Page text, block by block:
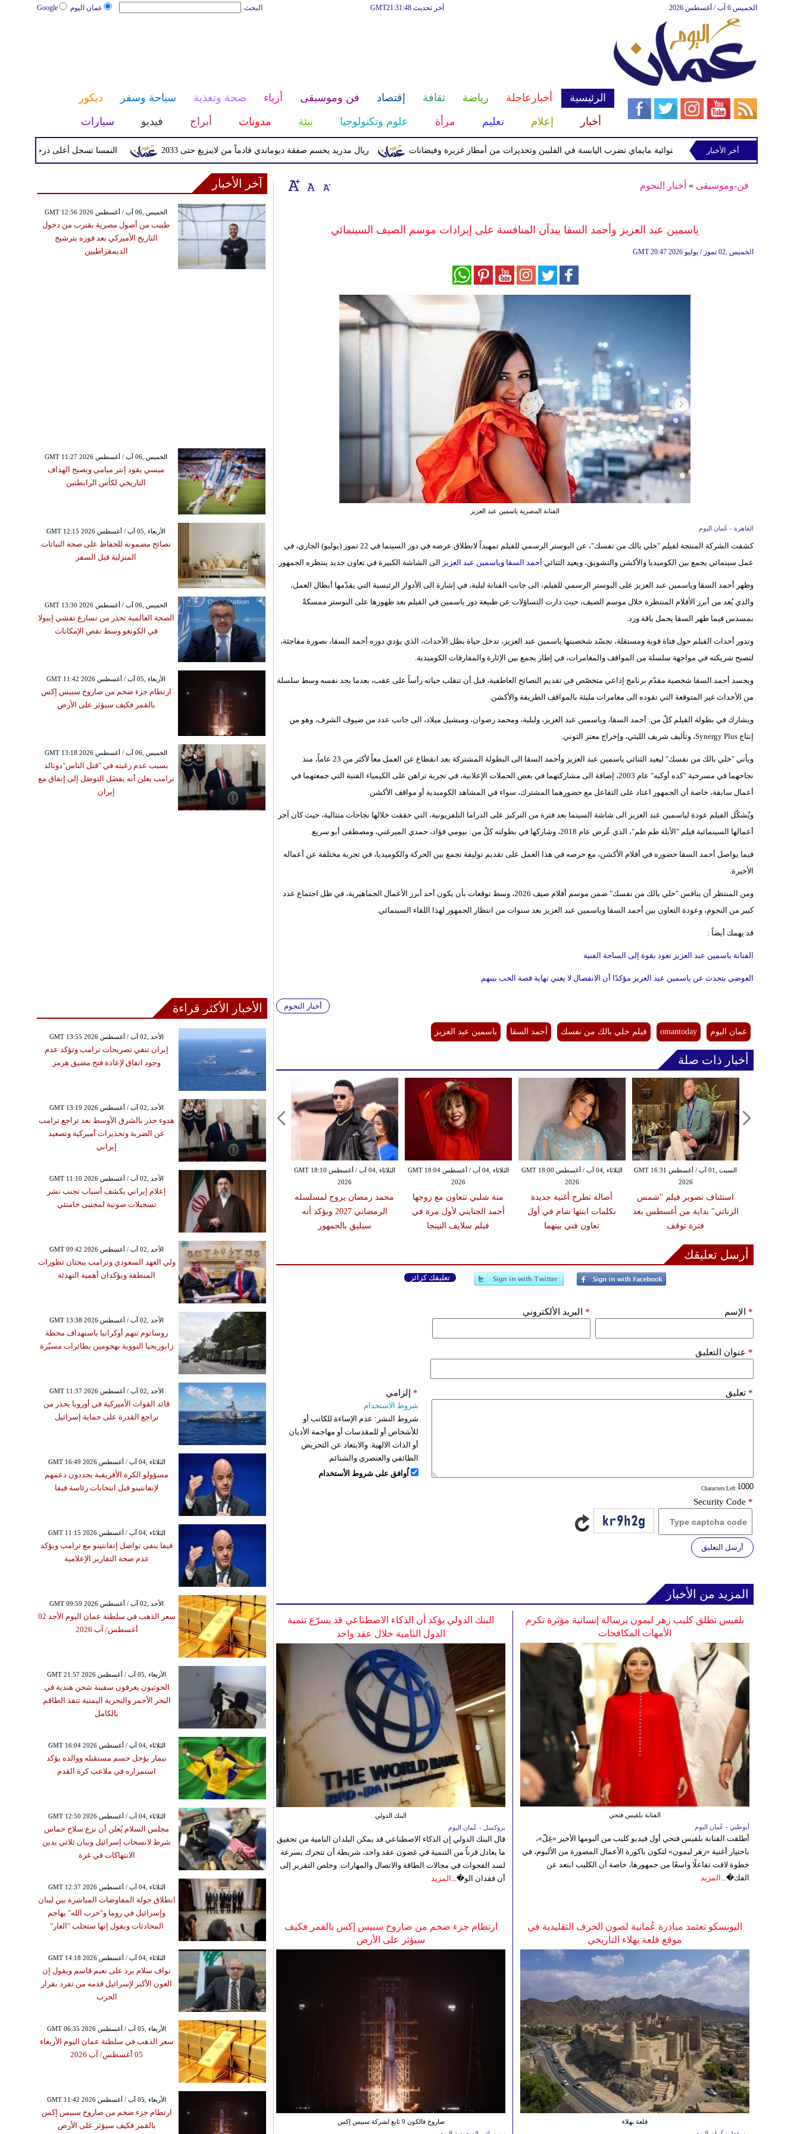
عمان اليوم Google البحث آخر تحديث GMT21:31:48 الخميس 6 آب / أغسطس 2026
الرئيسية أخبارعاجلة رياضة ثقافة إقتصاد فن وموسيقى أزياء صحة وتغذية سياحة وسفر
ديكور
أخبار
إعلام تعليم مرأة علوم وتكنولوجيا بيئة مدونات أبراج فيديو سيارات
النمسا تسجل أعلى درجة حرارة في تاريخها مع ريال مدريد يحسم صفقة ديوماندي قادماً من لايبزيغ حتى 2033 العاصفة الاستوائية مايماي تضرب اليابسة في الفلبين وتحذيرات من أمطار غزيرة وفيضانات
أخر الأخبار
فن-وموسيقى » أخبار النجوم
ياسمين عبد العزيز وأحمد السقا يبدآن المنافسة على إيرادات موسم الصيف السينمائي
GMT 20:47 2026 الخميس ,02 تموز / يوليو
الفنانة المصرية ياسمين عبد العزيز
القاهرة - عُمان اليوم
كشفت الشركة المنتجة لفيلم "خلي بالك من نفسك"، عن البوستر الرسمي للفيلم تمهيداً لانطلاق عرضه في دور السينما في 22 تموز (يوليو) الجاري، في
عمل سينمائي يجمع بين الكوميديا والأكشن والتشويق، ويعيد الثنائي أحمد السقا وياسمين عبد العزيز الى الشاشة الكبيرة في تعاون جديد ينتظره الجمهور.
وظهر أحمد السقا وياسمين عبد العزيز على البوستر الرسمي للفيلم، الى جانب الفنانة لبلبة، في إشارة الى الأدوار الرئيسية التي يقدّمها أبطال العمل،
والذي يُعد من أبرز الأفلام المنتظرة خلال موسم الصيف، حيث دارت التساؤلات عن طبيعة دور ياسمين في الفيلم بعد ظهورها على البوستر ممسكةً
بمسدس فيما ظهر السقا يحمل باقة ورد.
وتدور أحداث الفيلم حول فتاة قوية ومستقلة، تجسّد شخصيتها ياسمين عبد العزيز، تدخل حياة بطل الأحداث، الذي يؤدي دوره أحمد السقا، بصورة مفاجئة،
لتصبح شريكته في مواجهة سلسلة من المواقف والمغامرات، في إطار يجمع بين الإثارة والمفارقات الكوميدية.
ويجسد أحمد السقا شخصية مقدّم برنامج إذاعي متخصّص في تقديم النصائح العاطفية، قبل أن تنقلب حياته رأساً على عقب، بعدما يجد نفسه وسط سلسلة
من الأحداث غير المتوقعة التي تقوده الى مغامرات مليئة بالمواقف الطريفة والأكشن.
ويشارك في بطولة الفيلم كلٌ من: أحمد السقا، وياسمين عبد العزيز، ولبلبة، ومحمد رضوان، وميشيل ميلاد، الى جانب عدد من ضيوف الشرف، وهو من
إنتاج Synergy Plus، وتأليف شريف الليثي، وإخراج معتز التوني.
ويأتي "خلي بالك من نفسك" ليعيد الثنائي ياسمين عبد العزيز وأحمد السقا الى البطولة المشتركة بعد انقطاع عن العمل معاً لأكثر من 23 عاماً، منذ
نجاحهما في مسرحية "كده أوكيه" عام 2003، إضافة الى مشاركتهما في بعض الحملات الإعلانية، في تجربة تراهن على الكيمياء الفنية التي جمعتهما في
أعمال سابقة، خاصة أن الجمهور اعتاد على التفاعل مع حضورهما المشترك، سواء في المشاهد الكوميدية أو مواقف الأكشن.
ويُشكّل الفيلم عودة لياسمين عبد العزيز الى شاشة السينما بعد فترة من التركيز على الدراما التلفزيونية، التي حققت خلالها نجاحات متتالية، حيث كان آخر
أعمالها السينمائية فيلم "الأبلة طم طم"، الذي عُرض عام 2018، وشاركها في بطولته كلٌ من: بيومي فؤاد، حمدي الميرغني، ومصطفى أبو سريع.
فيما يواصل أحمد السقا حضوره في أفلام الأكشن، مع حرصه في هذا العمل على تقديم توليفة تجمع بين الحركة والكوميديا، في تجربة مختلفة عن أعماله
الأخيرة.
ومن المنتظر أن ينافس "خلي بالك من نفسك" ضمن موسم أفلام صيف 2026، وسط توقعات بأن يكون أحد أبرز الأعمال الجماهيرية، في ظل اجتماع عدد
كبير من النجوم، وعودة التعاون بين أحمد السقا وياسمين عبد العزيز بعد سنوات من انتظار الجمهور لهذا اللقاء السينمائي.
قد يهمك أيضاً :
الفنانة ياسمين عبد العزيز تعود بقوة إلى الساحة الفنية
العوضي يتحدث عن ياسمين عبد العزيز مؤكدًا أن الانفصال لا يعني نهاية قصة الحب بينهم
أخبار النجوم
عمان اليوم omantoday فيلم خلي بالك من نفسك أحمد السقا ياسمين عبد العزيز
أخبار ذات صلة
الثلاثاء ,04 آب / أغسطس GMT 18:10
2026
محمد رمضان يروج لمسلسله
الرمضاني 2027 ويؤكد أنه
سيليق بالجمهور
الثلاثاء ,04 آب / أغسطس GMT 18:04
2026
منة شلبي تتعاون مع زوجها
أحمد الجنايني لأول مرة في
فيلم سلايف النينجا
الثلاثاء ,04 آب / أغسطس GMT 18:00
2026
أصالة تطرح أغنية جديدة
بكلمات ابنتها شام في أول
تعاون فني بينهما
السبت ,01 آب / أغسطس GMT 16:31
2026
استئناف تصوير فيلم "شمس
الزناتي" بداية من أغسطس بعد
فترة توقف
أرسل تعليقك
تعليقك كزائر
الإسم * البريد الألكتروني *
عنوان التعليق *
تعليق *
: Characters Left
إلزامي *
شروط الاستخدام
شروط النشر: عدم الإساءة للكاتب أو
للأشخاص أو للمقدسات أو مهاجمة الأديان
أو الذات الالهية. والابتعاد عن التحريض
الطائفي والعنصري والشتائم.
اُوافق على شروط الأستخدام
Security Code *
أرسل التعليق
المزيد من الأخبار
البنك الدولي يؤكد أن الذكاء الاصطناعي قد يسرّع تنمية
الدول النامية خلال عقد واحد
البنك الدولي
بروكسل - عُمان اليوم
قال البنك الدولي إن الذكاء الاصطناعي قد يمكن البلدان النامية من تحقيق
ما يعادل قرناً من التنمية في غضون عقد واحد، شريطة أن تتحرك بسرعة
لسد الفجوات في مجالات الطاقة والاتصال والمهارات. وخلص التقرير إلى
أن فقدان الو�... المزيد
بلقيس تطلق كليب زهر ليمون برسالة إنسانية مؤثرة تكرم
الأمهات المكافحات
الفنانة بلقيس فتحي
أبوظبي - عُمان اليوم
أطلقت الفنانة بلقيس فتحي أول فيديو كليب من ألبومها الأخير «غِلّ»،
باختيار أغنية «زهر ليمون» لتكون باكورة الأعمال المصورة من الألبوم، في
خطوة لاقت تفاعلًا واسعًا من جمهورها، خاصة أن الكليب ابتعد عن
الفك�... المزيد
ارتطام جزء ضخم من صاروخ سبيس إكس بالقمر فكيف
سيؤثر على الأرض
صاروخ فالكون 9 تابع لشركة سبيس إكس
اليونسكو تعتمد مبادرة عُمانية لصون الحرف التقليدية في
موقع قلعة بهلاء التاريخي
قلعة بهلاء
آخر الأخبار
GMT 12:56 2026 الخميس ,06 آب / أغسطس
طبيب من أصول مصرية يقترب من دخول
التاريخ الأميركي بعد فوزه بترشيح
الديمقراطيين
GMT 11:27 2026 الخميس ,06 آب / أغسطس
ميسي يقود إنتر ميامي ويصبح الهداف
التاريخي لكأس الرابطتين
GMT 12:15 2026 الأربعاء ,05 آب / أغسطس
نصائح مضمونة للحفاظ على صحة النباتات
المنزلية قبل السفر
GMT 13:30 2026 الخميس ,06 آب / أغسطس
الصحة العالمية تحذر من تسارع تفشي إيبولا
في الكونغو وسط نقص الإمكانات
GMT 11:42 2026 الأربعاء ,05 آب / أغسطس
ارتطام جزء ضخم من صاروخ سبيس إكس
بالقمر فكيف سيؤثر على الأرض
GMT 13:18 2026 الخميس ,06 آب / أغسطس
بسبب عدم رغبته في "قتل الناس"دونالد
ترامب يعلن أنه يفضَل التوصَل إلى إتفاق مع
إيران
الأخبار الأكثر قراءة
GMT 13:55 2026 الأحد ,02 آب / أغسطس
إيران تنفي تصريحات ترامب وتؤكد عدم
وجود اتفاق لإعادة فتح مضيق هرمز
GMT 13:19 2026 الأحد ,02 آب / أغسطس
هدوء حذر بالشرق الأوسط بعد تراجع ترامب
عن الضربة وتحذيرات أميركية وتصعيد
إيراني
GMT 11:10 2026 الأحد ,02 آب / أغسطس
إعلام إيراني يكشف أسباب تجنب نشر
تسجيلات صوتية لمجتبى خامنئي
GMT 09:42 2026 الأحد ,02 آب / أغسطس
ولي العهد السعودي وترامب يبحثان تطورات
المنطقة ويؤكدان أهمية التهدئة
GMT 13:38 2026 الأحد ,02 آب / أغسطس
روساتوم تتهم أوكرانيا باستهداف محطة
زابوريجيا النووية بهجومين بطائرات مسيّرة
GMT 11:37 2026 الأحد ,02 آب / أغسطس
قائد القوات الأميركية في أوروبا يحذر من
تراجع القدرة على حماية إسرائيل
GMT 16:49 2026 الثلاثاء ,04 آب / أغسطس
مسؤولو الكرة الأفريقية يجددون دعمهم
لإنفانتينو قبل انتخابات رئاسة فيفا
GMT 11:15 2026 الثلاثاء ,04 آب / أغسطس
فيفا ينفي تواصل إنفانتينو مع ترامب ويؤكد
عدم صحة التقارير الإعلامية
GMT 09:59 2026 الأحد ,02 آب / أغسطس
سعر الذهب في سلطنة عمان اليوم الأحد 02
أغسطس/ آب 2026
GMT 21:57 2026 الأربعاء ,05 آب / أغسطس
الحوثيون يغرقون سفينة شحن هندية في
البحر الأحمر والبحرية اليمنية تنقذ الطاقم
بالكامل
GMT 16:04 2026 الثلاثاء ,04 آب / أغسطس
نيمار يؤجل حسم مستقبله ووالده يؤكد
استمراره في ملاعب كرة القدم
GMT 12:50 2026 الثلاثاء ,04 آب / أغسطس
مجلس السلام يُعلن أن نزع سلاح حماس
شرط لانسحاب إسرائيل وبيان ثلاثي يدين
الانتهاكات في غزة
GMT 12:37 2026 الثلاثاء ,04 آب / أغسطس
انطلاق جولة المفاوضات المباشرة بين لبنان
وإسرائيل في روما و"حزب الله" يهاجم
المحادثات ويقول إنها ستجلب "العار"
GMT 14:18 2026 الثلاثاء ,04 آب / أغسطس
نواف سلام يرد على نعيم قاسم ويقول إن
العون الأكبر لإسرائيل قدمه من تفرد بقرار
الحرب
GMT 06:35 2026 الأربعاء ,05 آب / أغسطس
سعر الذهب في سلطنة عمان اليوم الأربعاء
05 أغسطس/ آب 2026
GMT 11:42 2026 الأربعاء ,05 آب / أغسطس
ارتطام جزء ضخم من صاروخ سبيس إكس
بالقمر فكيف سيؤثر على الأرض